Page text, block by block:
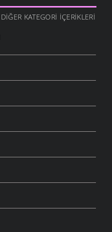
DIĞER KATEGORI İÇERIKLERI